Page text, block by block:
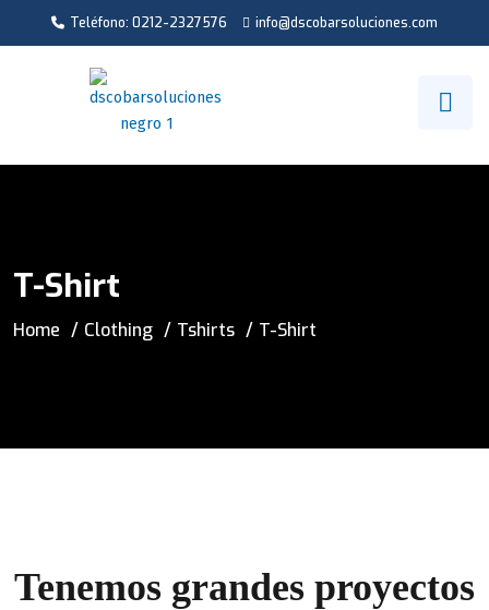
Teléfono: 0212-2327576 info@dscobarsoluciones.com
T-Shirt
Home Clothing Tshirts T-Shirt
Tenemos grandes proyectos